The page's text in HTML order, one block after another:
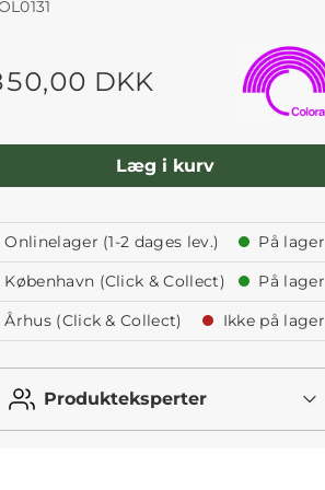
DKK
Læg i kurv
Onlinelager (1-2 dages lev.)
På lager
København (Click & Collect)
På lager
Århus (Click & Collect)
Ikke på lager
Produkteksperter